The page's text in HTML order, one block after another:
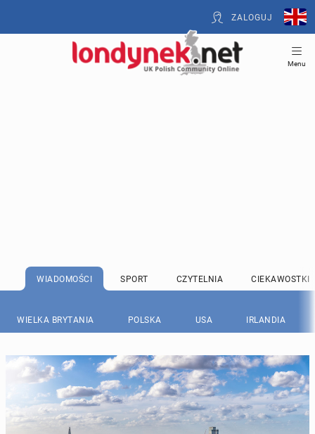
ZALOGUJ
Menu
WIADOMOŚCI SPORT CZYTELNIA CIEKAWOSTKI
WIELKA BRYTANIA POLSKA USA IRLANDIA